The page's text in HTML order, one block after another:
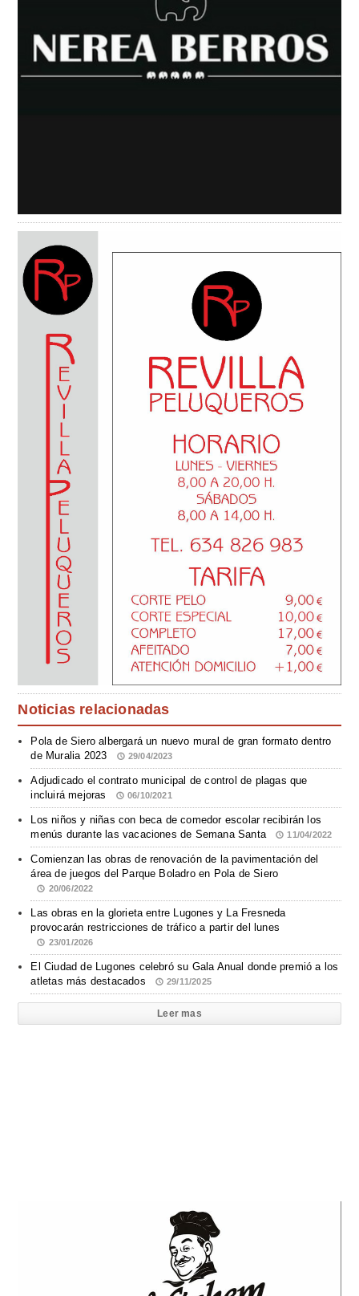
Noticias relacionadas
Pola de Siero albergará un nuevo mural de gran formato dentro
de Muralia 2023
29/04/2023
Adjudicado el contrato municipal de control de plagas que
incluirá mejoras
06/10/2021
Los niños y niñas con beca de comedor escolar recibirán los
menús durante las vacaciones de Semana Santa
11/04/2022
Comienzan las obras de renovación de la pavimentación del
área de juegos del Parque Boladro en Pola de Siero
20/06/2022
Las obras en la glorieta entre Lugones y La Fresneda
provocarán restricciones de tráfico a partir del lunes
23/01/2026
El Ciudad de Lugones celebró su Gala Anual donde premió a los
atletas más destacados
29/11/2025
Leer mas